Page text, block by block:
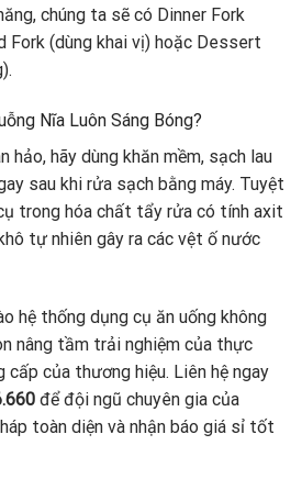
chúng ta sẽ có Dinner Fork
Fork (dùng khai vị) hoặc Dessert
Nĩa Luôn Sáng Bóng?
hảo, hãy dùng khăn mềm, sạch lau
sau khi rửa sạch bằng máy. Tuyệt
trong hóa chất tẩy rửa có tính axit
tự nhiên gây ra các vệt ố nước
hệ thống dụng cụ ăn uống không
nâng tầm trải nghiệm của thực
cấp của thương hiệu. Liên hệ ngay
để đội ngũ chuyên gia của
toàn diện và nhận báo giá sỉ tốt